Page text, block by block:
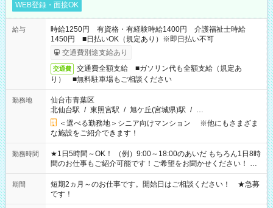
WEB登録・面接OK
給与
時給1250円 有資格・有経験時給1400円 介護福祉士時給
1450円 ■日払いOK（規定あり）※即日払い不可
交通費別途支給あり
交通費
交通費全額支給 ■ガソリン代も全額支給（規定あ
り） ■無料駐車場もご相談ください
勤務地
仙台市青葉区
北仙台駅 / 東照宮駅 / 旭ケ丘(宮城県)駅 / …
＜選べる勤務地＞シニア向けマンション ※他にもさまざま
な施設をご紹介できます！
勤務時間
★1日5時間～OK！ （例）9:00～18:00のあいだ もちろん1日8時
間のお仕事もご紹介可能です！ご希望をお聞かせください！ ★
家庭の都合でお休みが必要な場合も遠慮なくご相談ください。
※週最低15時間以上の勤務が必要です
期間
短期2ヵ月～のお仕事です。開始日はご相談ください！ ★急募
です！